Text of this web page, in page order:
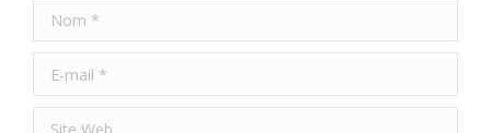
Nom *
E-mail *
Site Web